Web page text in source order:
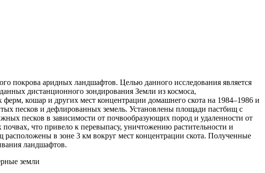
покрова аридных ландшафтов. Целью данного исследования является
дистанционного зондирования Земли из космоса,
кошар и других мест концентрации домашнего скота на 1984–1986 и
песков и дефлированных земель. Установлены площади пастбищ с
песков в зависимости от почвообразующих пород и удаленности от
что привело к перевыпасу, уничтожению растительности и
в зоне 3 км вокруг мест концентрации скота. Полученные
ландшафтов.
земли